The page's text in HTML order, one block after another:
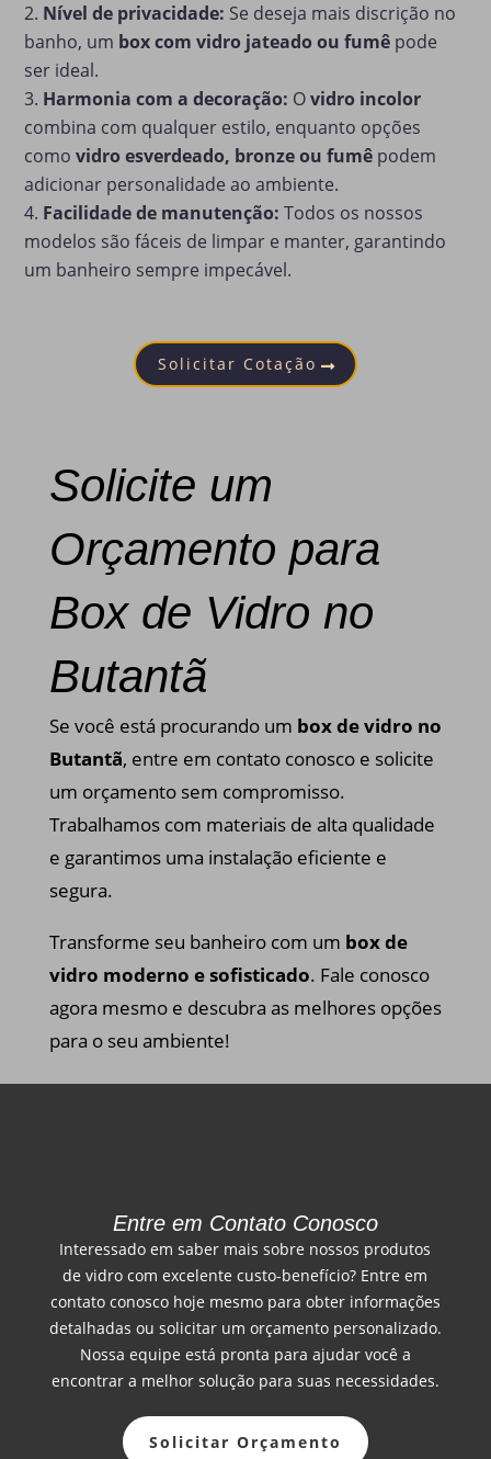
Nível de privacidade: Se deseja mais discrição no
banho, um box com vidro jateado ou fumê pode
ser ideal.
Harmonia com a decoração: Ovidro incolor
combina com qualquer estilo, enquanto opções
comovidro esverdeado, bronze ou fumê podem
adicionar personalidade ao ambiente.
Facilidade de manutenção: Todos os nossos
modelos são fáceis de limpar e manter, garantindo
um banheiro sempre impecável.
Solicitar Cotação
Solicite um
Orçamento para
Box de Vidro no
Butantã
Se você está procurando um box de vidro no
Butantã, entre em contato conosco e solicite
um orçamento sem compromisso.
Trabalhamos com materiais de alta qualidade
e garantimos uma instalação eficiente e
segura.
Transforme seu banheiro com um box de
vidro moderno e sofisticado. Fale conosco
agora mesmo e descubra as melhores opções
para o seu ambiente!
Entre em Contato Conosco
Interessado em saber mais sobre nossos produtos
de vidro com excelente custo-benefício? Entre em
contato conosco hoje mesmo para obter informações
detalhadas ou solicitar um orçamento personalizado.
Nossa equipe está pronta para ajudar você a
encontrar a melhor solução para suas necessidades.
Solicitar Orçamento